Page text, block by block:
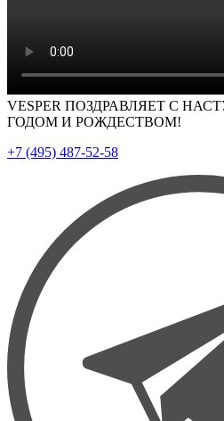
VESPER ПОЗДРАВЛЯЕТ С
ГОДОМ И РОЖДЕСТВОМ!
+7 (495) 487-52-58